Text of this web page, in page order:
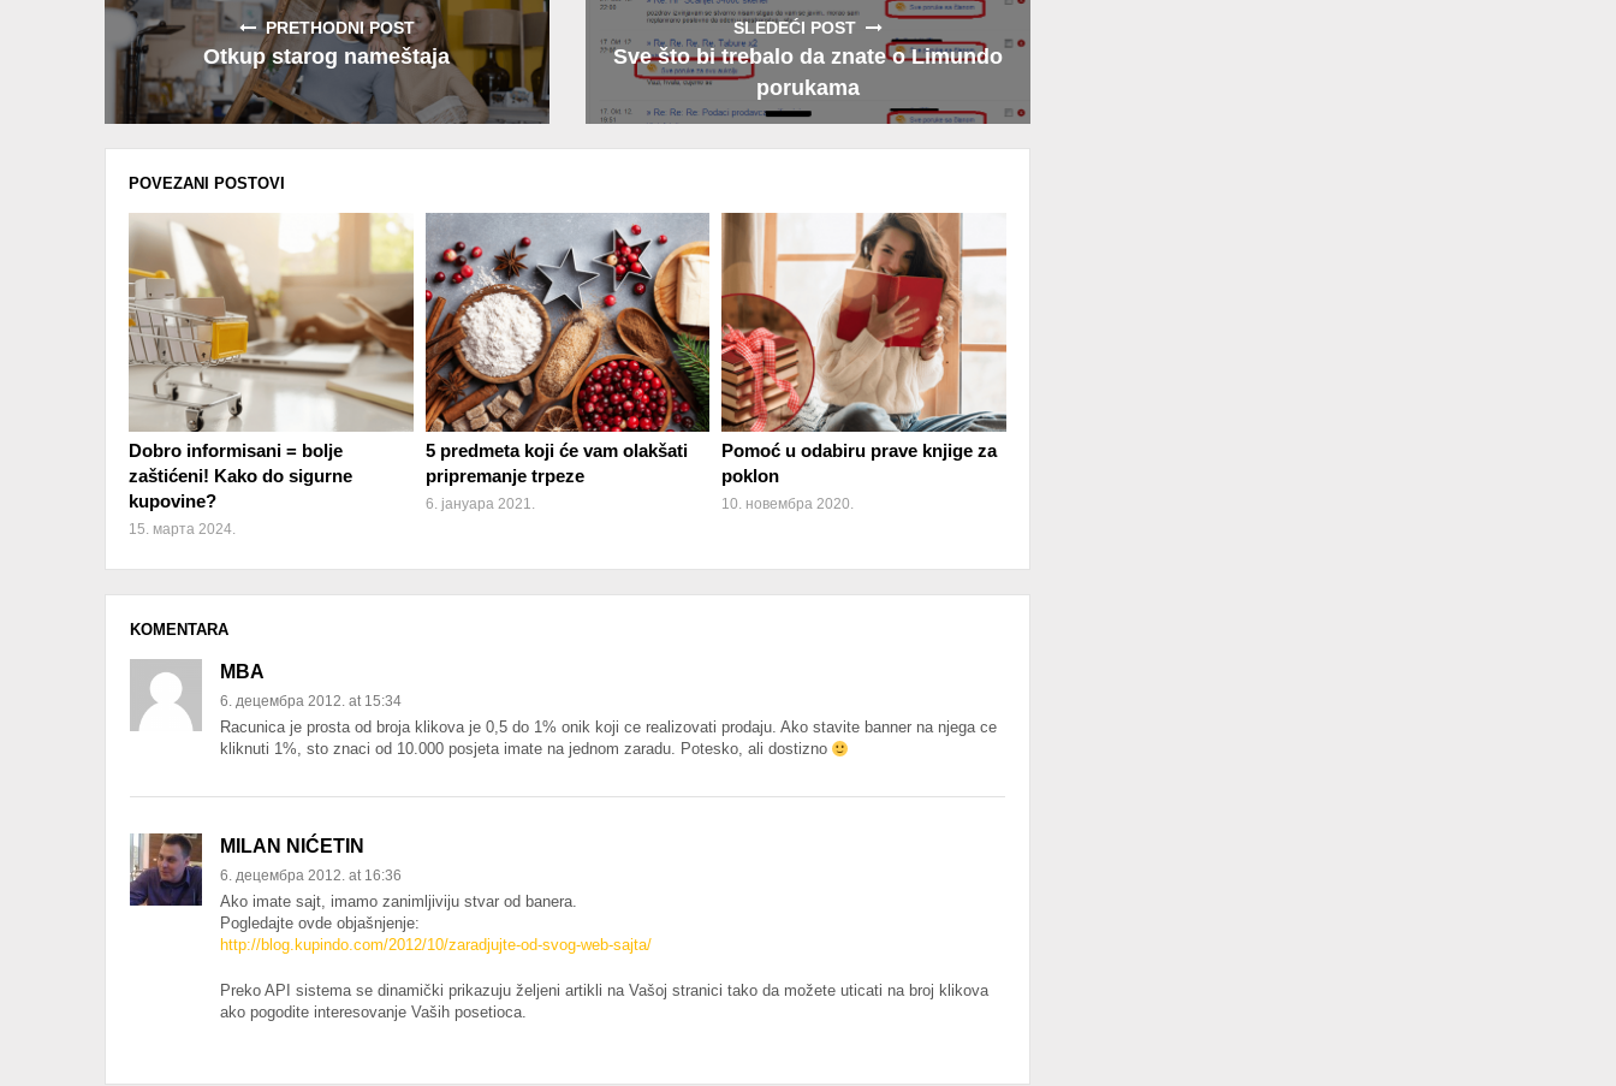
PRETHODNI POST
Otkup starog nameštaja
SLEDEĆI POST
Sve što bi trebalo da znate o Limundo
porukama
POVEZANI POSTOVI
Dobro informisani = bolje
zaštićeni! Kako do sigurne
kupovine?
15. марта 2024.
5 predmeta koji će vam olakšati
pripremanje trpeze
6. јануара 2021.
Pomoć u odabiru prave knjige za
poklon
10. новембра 2020.
KOMENTARA
MBA
6. децембра 2012. at 15:34
Racunica je prosta od broja klikova je 0,5 do 1% onik koji ce realizovati prodaju. Ako stavite banner na njega ce
kliknuti 1%, sto znaci od 10.000 posjeta imate na jednom zaradu. Potesko, ali dostizno
MILAN NIĆETIN
6. децембра 2012. at 16:36
Ako imate sajt, imamo zanimljiviju stvar od banera.
Pogledajte ovde objašnjenje:
http://blog.kupindo.com/2012/10/zaradjujte-od-svog-web-sajta/
Preko API sistema se dinamički prikazuju željeni artikli na Vašoj stranici tako da možete uticati na broj klikova
ako pogodite interesovanje Vaših posetioca.